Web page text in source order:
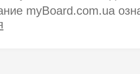
myBoard.com.ua